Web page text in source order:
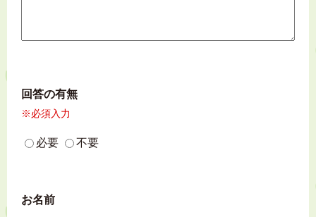
回答の有無
※必須入力
必要 不要
お名前